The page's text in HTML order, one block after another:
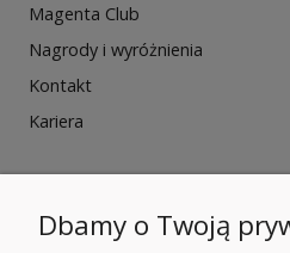
Magenta Club
Nagrody i wyróżnienia
Kontakt
Kariera
Dbamy o Twoją